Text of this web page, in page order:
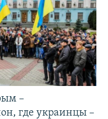
–
где украинцы –